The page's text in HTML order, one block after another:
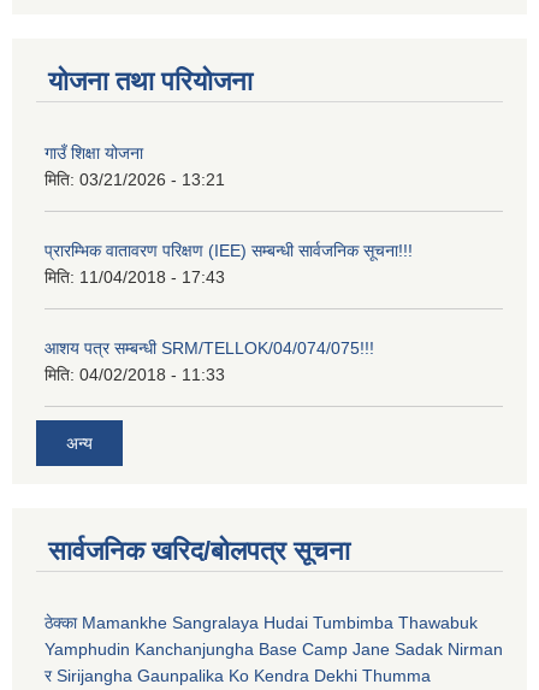
योजना तथा परियोजना
गाउँ शिक्षा योजना
मिति: 03/21/2026 - 13:21
प्रारम्भिक वातावरण परिक्षण (IEE) सम्बन्धी सार्वजनिक सूचना!!!
मिति: 11/04/2018 - 17:43
आशय पत्र सम्बन्धी SRM/TELLOK/04/074/075!!!
मिति: 04/02/2018 - 11:33
अन्य
सार्वजनिक खरिद/बोलपत्र सूचना
ठेक्का Mamankhe Sangralaya Hudai Tumbimba Thawabuk
Yamphudin Kanchanjungha Base Camp Jane Sadak Nirman
र Sirijangha Gaunpalika Ko Kendra Dekhi Thumma